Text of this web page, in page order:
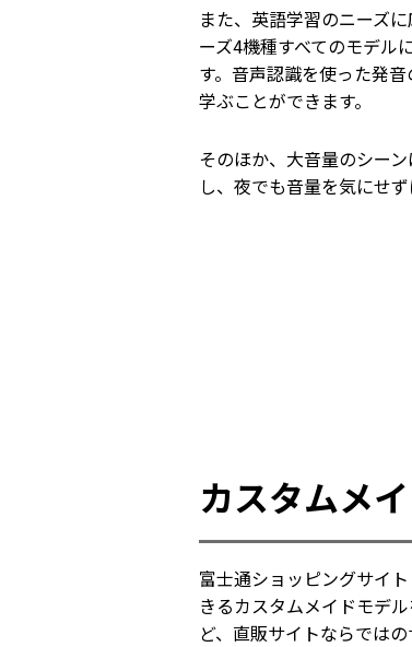
また、英語学習のニーズ
ーズ4機種すべてのモデル
す。音声認識を使った発
学ぶことができます。
そのほか、大音量のシー
し、夜でも音量を気にせ
カスタムメ
富士通ショッピングサイ
きるカスタムメイドモデ
ど、直販サイトならでは